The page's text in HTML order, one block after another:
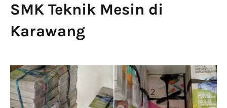
SMK Teknik Mesin di
Karawang